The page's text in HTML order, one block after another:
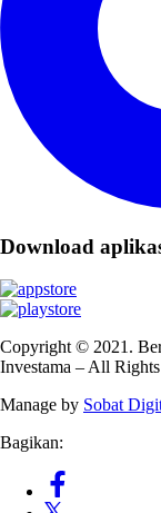
Download
Copyright © 2021.
Investama – All
Manage by Sobat
Bagikan: